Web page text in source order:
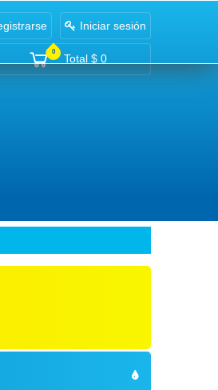
Iniciar sesión
0
Total $ 0